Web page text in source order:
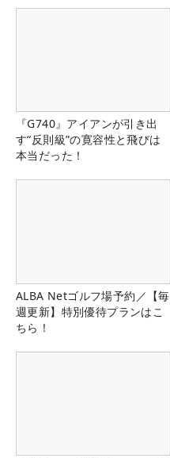
『G740』アイアンが引き出
す“反則級”の寛容性と飛びは
本当だった！
ALBA Netゴルフ場予約／【毎
週更新】特別優待プランはこ
ちら！